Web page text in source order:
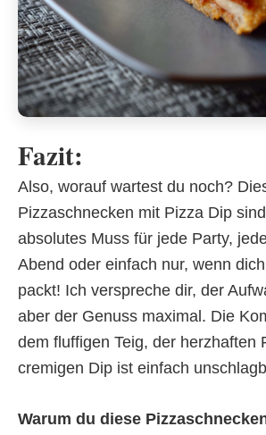
Fazit:
Also, worauf wartest du noch?
Pizzaschnecken mit Pizza Dip
absolutes Muss für jede Party,
Abend oder einfach nur, wenn
packt! Ich verspreche dir, der
aber der Genuss maximal. Die
dem fluffigen Teig, der herzhaften
cremigen Dip ist einfach
Warum du diese